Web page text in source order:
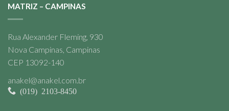
MATRIZ – CAMPINAS
Rua Alexander Fleming, 930
Nova Campinas, Campinas
CEP 13092-140
anakel@anakel.com.br
(019) 2103-8450